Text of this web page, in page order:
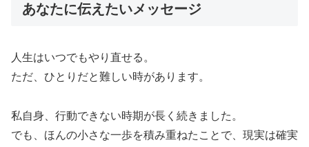
あなたに伝えたいメッセージ
人生はいつでもやり直せる。
ただ、ひとりだと難しい時があります。
私自身、行動できない時期が長く続きました。
でも、ほんの小さな一歩を積み重ねたことで、現実は確実